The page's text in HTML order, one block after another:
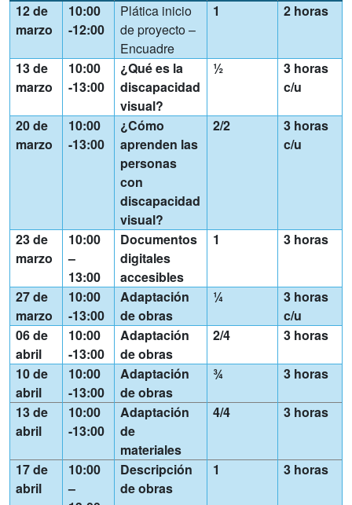
12 de
marzo
10:00
-12:00
Plática inicio
de proyecto –
Encuadre
1 2 horas
13 de
marzo
10:00
-13:00
¿Qué es la
discapacidad
visual?
½
3 horas
c/u
20 de
marzo
10:00
-13:00
¿Cómo
aprenden las
personas
con
discapacidad
visual?
2/2
3 horas
c/u
23 de
marzo
10:00
–
13:00
Documentos
digitales
accesibles
1 3 horas
27 de
marzo
10:00
-13:00
Adaptación
de obras
¼
3 horas
c/u
06 de
abril
10:00
-13:00
Adaptación
de obras
2/4 3 horas
10 de
abril
10:00
-13:00
Adaptación
de obras
¾ 3 horas
13 de
abril
10:00
-13:00
Adaptación
de
materiales
4/4 3 horas
17 de
abril
10:00
–
Descripción
de obras
1 3 horas